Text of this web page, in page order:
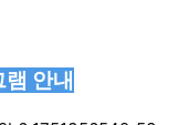
안내